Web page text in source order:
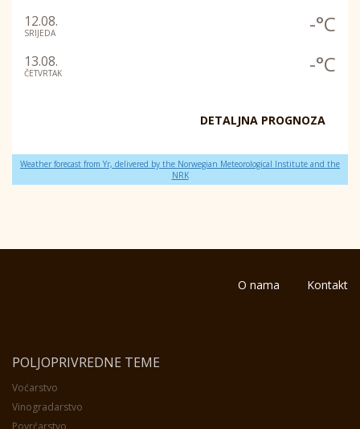
12.08.
SRIJEDA -°C
13.08.
ČETVRTAK -°C
DETALJNA PROGNOZA
Weather forecast from Yr, delivered by the Norwegian Meteorological Institute and the
NRK
O nama Kontakt
POLJOPRIVREDNE TEME
Voćarstvo
Vinogradarstvo
Povrćarstvo